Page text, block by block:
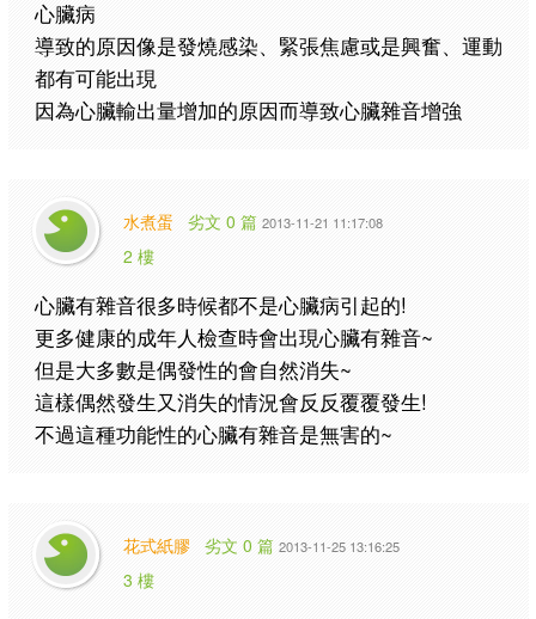
心臟病
導致的原因像是發燒感染、緊張焦慮或是興奮、運動
都有可能出現
因為心臟輸出量增加的原因而導致心臟雜音增強
水煮蛋 劣文 0 篇 2013-11-21 11:17:08
2 樓
心臟有雜音很多時候都不是心臟病引起的!
更多健康的成年人檢查時會出現心臟有雜音~
但是大多數是偶發性的會自然消失~
這樣偶然發生又消失的情況會反反覆覆發生!
不過這種功能性的心臟有雜音是無害的~
花式紙膠 劣文 0 篇 2013-11-25 13:16:25
3 樓